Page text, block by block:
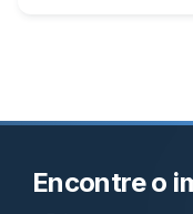
Encontre o